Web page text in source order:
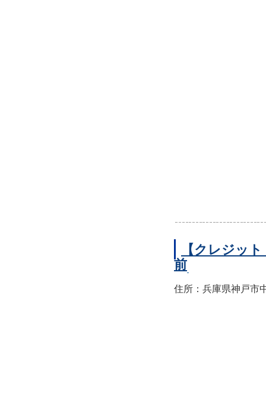
【クレジッ
前
住所：兵庫県神戸市